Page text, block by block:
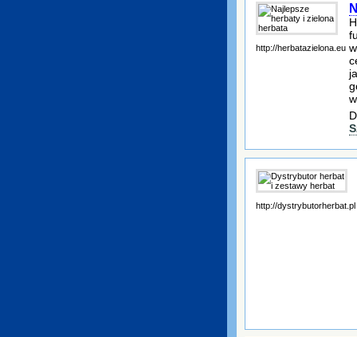
http://herbatazielona.eu
http://dystrybutorherbat.pl